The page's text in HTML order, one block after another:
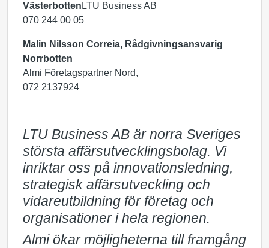
Västerbotten LTU Business AB
070 244 00 05
Malin Nilsson Correia, Rådgivningsansvarig
Norrbotten
Almi Företagspartner Nord,
072 2137924
LTU Business AB är norra Sveriges
största affärsutvecklingsbolag. Vi
inriktar oss på innovationsledning,
strategisk affärsutveckling och
vidareutbildning för företag och
organisationer i hela regionen.
Almi ökar möjligheterna till framgång